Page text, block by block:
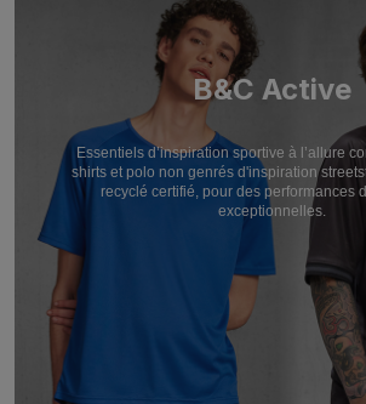
B&C Active
Essentiels d’inspiration sportive à l’allure
shirts et polo non genrés d'inspiration
recyclé certifié, pour des performances
exceptionnelles.